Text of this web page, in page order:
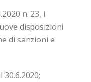
n. 23, i
disposizioni
di sanzioni e